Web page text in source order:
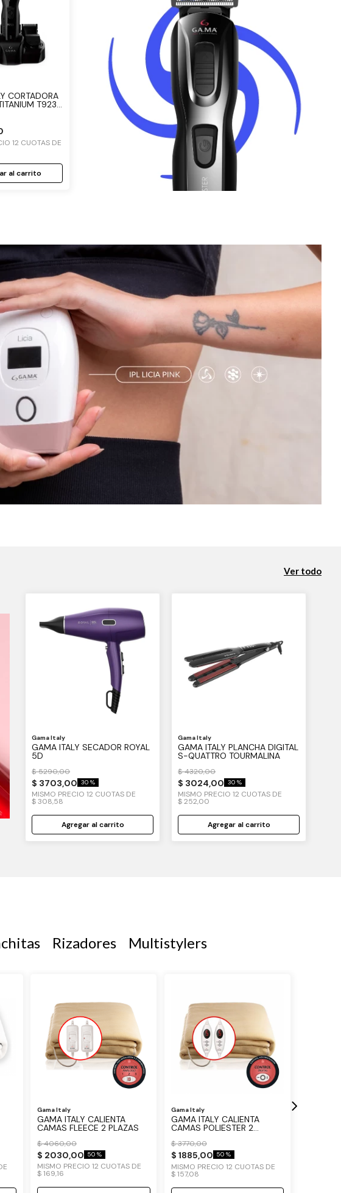
CORTADORA
T923
12 CUOTAS DE
al carrito
Ver todo
Gama Italy
GAMA ITALY SECADOR ROYAL
5D
$5290,00
$ 3703 00 30 %
MISMO PRECIO12 CUOTAS DE
$308,58
Agregar al carrito
Gama Italy
GAMA ITALY PLANCHA DIGITAL
S-QUATTRO TOURMALINA
$4320,00
$ 3024 00 30 %
MISMO PRECIO12 CUOTAS DE
$252,00
Agregar al carrito
Rizadores Multistylers
Gama Italy
GAMA ITALY CALIENTA
CAMAS FLEECE 2 PLAZAS
$4060,00
$ 2030,00 50 %
MISMO PRECIO 12 CUOTAS DE
$169,16
Gama Italy
GAMA ITALY CALIENTA
CAMAS POLIESTER 2
DIGITAL
$3770,00
$ 1885,00 50 %
MISMO PRECIO 12 CUOTAS DE
$ 157,08